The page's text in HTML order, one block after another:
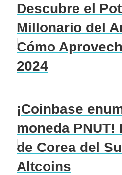
Descubre el
Millonario del
Cómo
2024
¡Coinbase
moneda PNUT!
de Corea del
Altcoins